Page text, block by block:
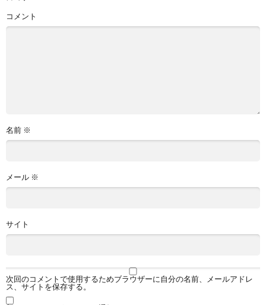
コメント
名前 ※
メール ※
サイト
次回のコメントで使用するためブラウザーに自分の名前、メールアドレ
ス、サイトを保存する。